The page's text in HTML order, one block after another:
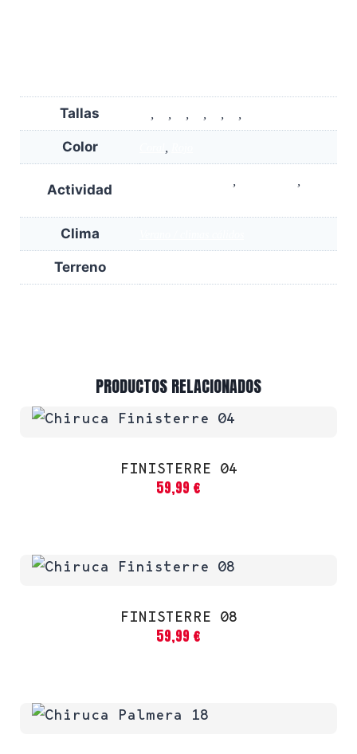
Tallas , , , , , ,
Color ,
Actividad
, ,
Clima
Terreno
PRODUCTOS RELACIONADOS
FINISTERRE 04
59,99 €
FINISTERRE 08
59,99 €